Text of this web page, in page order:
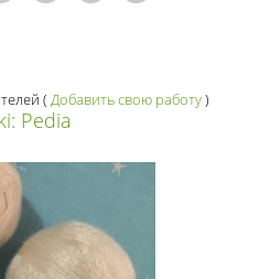
( Добавить свою работу)
Pedia